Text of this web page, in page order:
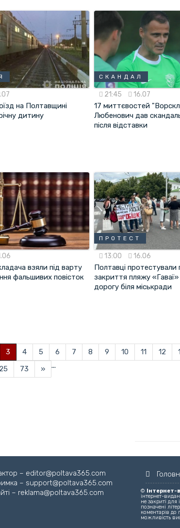
на Полтавщині
дитину
СКАНДАЛ
21:45 16.07
17 миттєвостей
Любенович дав
після відставки
взяли під варту
фальшивих повісток
ПРОТЕСТ
13:00 16.06
Полтавці протестували
закриття пляжу
дорогу біля міськради
3 4 5 6 7 8 9 10 11 12
25 ...
73 »
– editor@poltava365.com
– support@poltava365.com
– reklama@poltava365.com
© Інтернет-
інтернет-
не закриті
позначені
коментарів до
можливість